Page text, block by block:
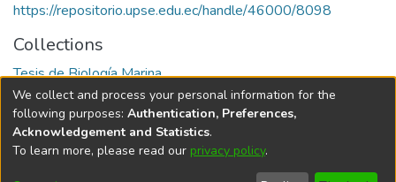
https://repositorio.upse.edu.ec/handle/46000/8098
Collections
Tesis de Biología Marina
Full item page
DSpace softwarecopyright © 2002-2026
We collect and process your personal information for the
following purposes: Authentication, Preferences,
Acknowledgement and Statistics.
To learn more, please read our privacy policy.